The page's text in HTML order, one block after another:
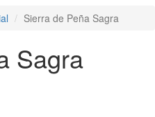
Sierra de Peña Sagra
Sagra